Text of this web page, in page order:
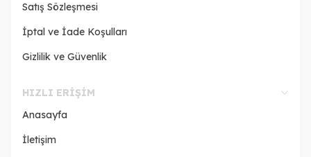
Satış Sözleşmesi
İptal ve İade Koşulları
Gizlilik ve Güvenlik
HIZLI ERIŞIM
Anasayfa
İletişim